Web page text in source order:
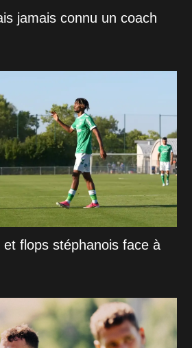
jamais connu un coach
flops stéphanois face à